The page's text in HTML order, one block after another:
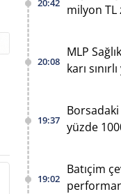
20:42
milyon
20:08
MLP
karı
19:37 yüzde
19:02
Batıçim